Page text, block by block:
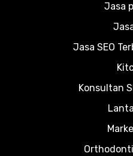
Jasa
Jasa SEO
Konsultan